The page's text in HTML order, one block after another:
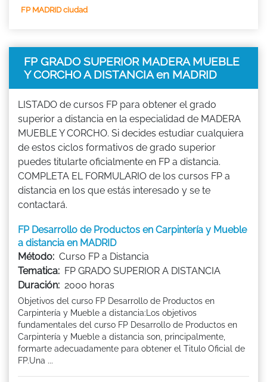
FP MADRID ciudad
FP GRADO SUPERIOR MADERA MUEBLE
Y CORCHO A DISTANCIA en MADRID
LISTADO de cursos FP para obtener el grado
superior a distancia en la especialidad de MADERA
MUEBLE Y CORCHO. Si decides estudiar cualquiera
de estos ciclos formativos de grado superior
puedes titularte oficialmente en FP a distancia.
COMPLETA EL FORMULARIO de los cursos FP a
distancia en los que estás interesado y se te
contactará.
FP Desarrollo de Productos en Carpintería y Mueble
a distancia en MADRID
Método: Curso FP a Distancia
Tematica: FP GRADO SUPERIOR A DISTANCIA
Duración: 2000 horas
Objetivos del curso FP Desarrollo de Productos en
Carpintería y Mueble a distancia:Los objetivos
fundamentales del curso FP Desarrollo de Productos en
Carpintería y Mueble a distancia son, principalmente,
formarte adecuadamente para obtener el Titulo Oficial de
FP.Una ...